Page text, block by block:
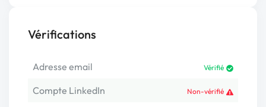
Vérifications
Adresse email Vérifié
Compte LinkedIn Non-vérifié